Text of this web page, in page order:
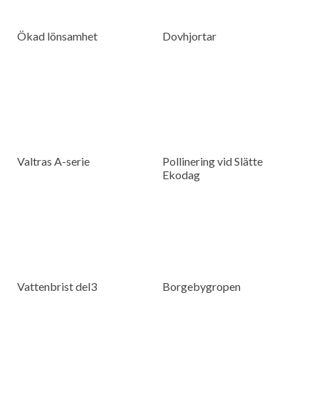
Ökad lönsamhet Dovhjortar
Valtras A-serie
Pollinering vid Slätte
Ekodag
Vattenbrist del3 Borgebygropen